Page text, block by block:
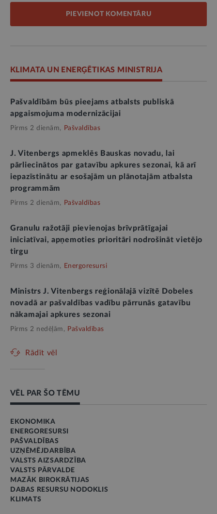
PIEVIENOT KOMENTĀRU
KLIMATA UN ENERĢĒTIKAS MINISTRIJA
Pašvaldībām būs pieejams atbalsts publiskā
apgaismojuma modernizācijai
Pirms 2 dienām, Pašvaldības
J. Vitenbergs apmeklēs Bauskas novadu, lai
pārliecinātos par gatavību apkures sezonai, kā arī
iepazīstinātu ar esošajām un plānotajām atbalsta
programmām
Pirms 2 dienām, Pašvaldības
Granulu ražotāji pievienojas brīvprātīgajai
iniciatīvai, apņemoties prioritāri nodrošināt vietējo
tirgu
Pirms 3 dienām, Energoresursi
Ministrs J. Vitenbergs reģionālajā vizītē Dobeles
novadā ar pašvaldības vadību pārrunās gatavību
nākamajai apkures sezonai
Pirms 2 nedēļām, Pašvaldības
Rādīt vēl
VĒL PAR ŠO TĒMU
EKONOMIKA
ENERGORESURSI
PAŠVALDĪBAS
UZŅĒMĒJDARBĪBA
VALSTS AIZSARDZĪBA
VALSTS PĀRVALDE
MAZĀK BIROKRĀTIJAS
DABAS RESURSU NODOKLIS
KLIMATS